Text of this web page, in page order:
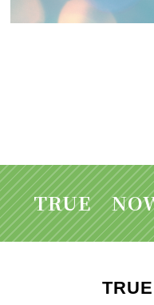
TRUE